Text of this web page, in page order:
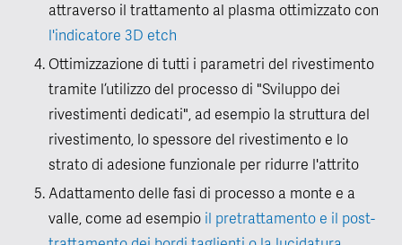
attraverso il trattamento al plasma ottimizzato con
l'indicatore 3D etch
Ottimizzazione di tutti i parametri del rivestimento
tramite l’utilizzo del processo di "Sviluppo dei
rivestimenti dedicati", ad esempio la struttura del
rivestimento, lo spessore del rivestimento e lo
strato di adesione funzionale per ridurre l'attrito
Adattamento delle fasi di processo a monte e a
valle, come ad esempio il pretrattamento e il post-